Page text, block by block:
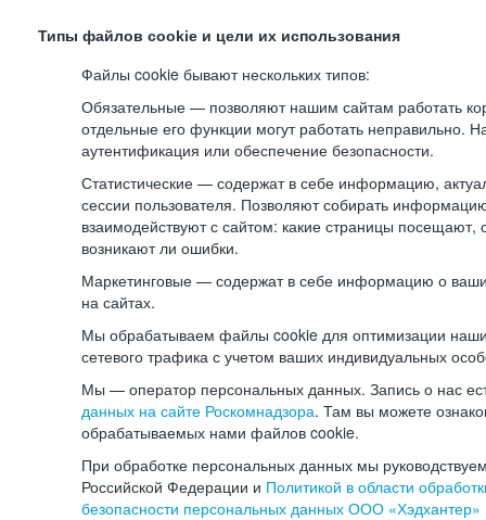
Типы файлов cookie и цели их использования
Файлы cookie бывают нескольких типов:
Обязательные — позволяют нашим сайтам работать
отдельные его функции могут работать неправильно.
аутентификация или обеспечение безопасности.
Статистические — содержат в себе информацию,
сессии пользователя. Позволяют собирать
взаимодействуют с сайтом: какие страницы посещают,
возникают ли ошибки.
Маркетинговые — содержат в себе информацию о
на сайтах.
Мы обрабатываем файлы cookie для оптимизации
сетевого трафика с учетом ваших индивидуальных
Мы — оператор персональных данных. Запись о нас
данных на сайте Роскомнадзора. Там вы можете
обрабатываемых нами файлов cookie.
При обработке персональных данных мы
Российской Федерации и Политикой в области
безопасности персональных данных ООО «Хэдхантер»